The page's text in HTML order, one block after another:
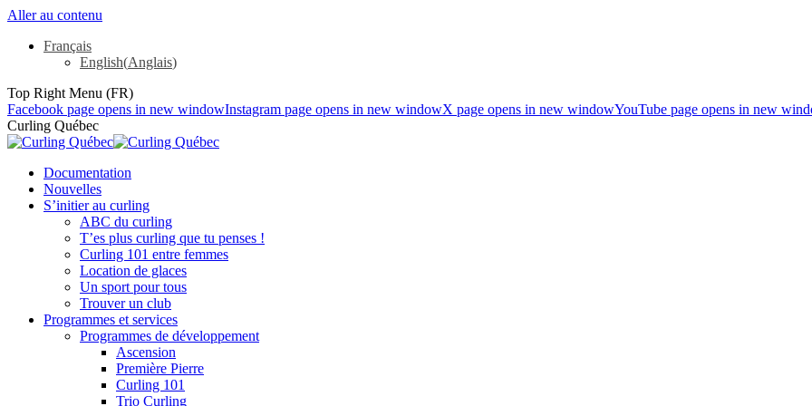
Aller au contenu
Français
English(Anglais)
Top Right Menu (FR)
Facebook page opens in new windowInstagram page opens in new windowX page opens in new windowYouTube page opens in new
Curling Québec
Documentation
Nouvelles
S’initier au curling
ABC du curling
T’es plus curling que tu penses !
Curling 101 entre femmes
Location de glaces
Un sport pour tous
Trouver un club
Programmes et services
Programmes de développement
Ascension
Première Pierre
Curling 101
Trio Curling